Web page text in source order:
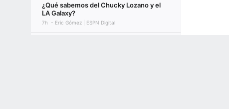
¿Qué sabemos del Chucky Lozano y el
LA Galaxy?
7h Eric Gómez | ESPN Digital